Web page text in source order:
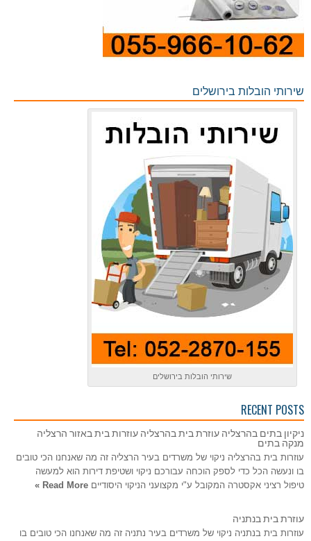
שירותי הובלות בירושלים
שירותי הובלות בירושלים
RECENT POSTS
ניקיון בתים בהרצליה עוזרת בית בהרצליה עוזרות בית באזור הרצליה
מנקה בתים
עוזרות בית בהרצליה ניקוי של משרדים בעיר הרצליה זה מה שאנחנו הכי טובים
בו ונעשה הכל כדי לספק הוכחה עבורכם ניקוי ושטיפת דירות הוא למעשה
טיפול רציני אקסטרה המקובל ע"י מקצועני הניקוי היסודיים Read More »
עוזרת בית בנתניה
עוזרות בית בנתניה ניקוי של משרדים בעיר נתניה זה מה שאנחנו הכי טובים בו